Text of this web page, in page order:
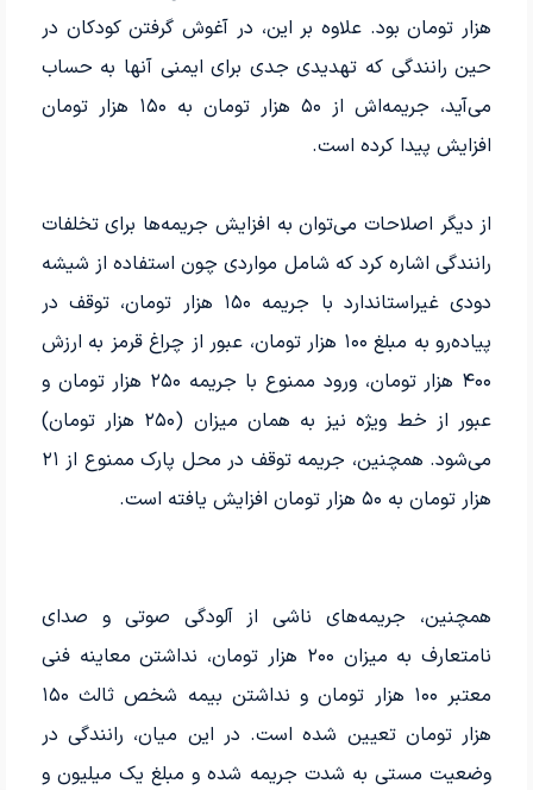
هزار تومان بود. علاوه بر این، در آغوش گرفتن کودکان در
حین رانندگی که تهدیدی جدی برای ایمنی آنها به حساب
می‌آید، جریمه‌اش از ۵۰ هزار تومان به ۱۵۰ هزار تومان
افزایش پیدا کرده است.
از دیگر اصلاحات می‌توان به افزایش جریمه‌ها برای تخلفات
رانندگی اشاره کرد که شامل مواردی چون استفاده از شیشه
دودی غیراستاندارد با جریمه ۱۵۰ هزار تومان، توقف در
پیاده‌رو به مبلغ ۱۰۰ هزار تومان، عبور از چراغ قرمز به ارزش
۴۰۰ هزار تومان، ورود ممنوع با جریمه ۲۵۰ هزار تومان و
عبور از خط ویژه نیز به همان میزان (۲۵۰ هزار تومان)
می‌شود. همچنین، جریمه توقف در محل پارک ممنوع از ۲۱
هزار تومان به ۵۰ هزار تومان افزایش یافته است.
همچنین، جریمه‌های ناشی از آلودگی صوتی و صدای
نامتعارف به میزان ۲۰۰ هزار تومان، نداشتن معاینه فنی
معتبر ۱۰۰ هزار تومان و نداشتن بیمه شخص ثالث ۱۵۰
هزار تومان تعیین شده است. در این میان، رانندگی در
وضعیت مستی به شدت جریمه شده و مبلغ یک میلیون و